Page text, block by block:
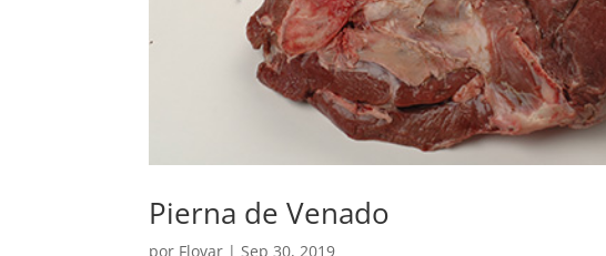
Pierna de Venado
por Flovar |Sep 30, 2019